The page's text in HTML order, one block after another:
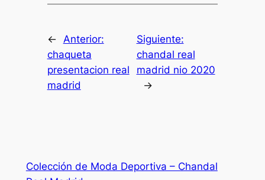
←
Anterior:
chaqueta
presentacion real
madrid
Siguiente:
chandal real
madrid nio 2020
→
Colección de Moda Deportiva – Chandal